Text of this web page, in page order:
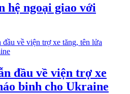
hệ ngoại giao với
đầu về viện trợ xe
binh cho Ukraine